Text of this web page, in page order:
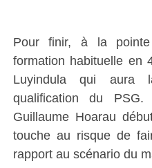
Pour finir, à la
formation habituelle en
Luyindula qui aura
qualification du
Guillaume Hoarau
touche au risque de
rapport au scénario du